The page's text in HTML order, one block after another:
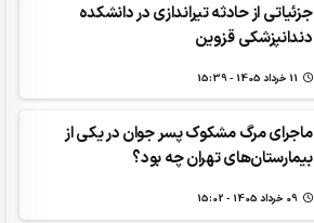
جزئیاتی از حادثه تیراندازی در دانشکده
دندانپزشکی قزوین
ماجرای مرگ مشکوک پسر جوان در یکی از
بیمارستان‌های تهران چه بود؟